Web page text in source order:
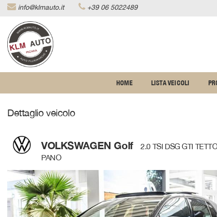
info@klmauto.it +39 06 5022489
HOME LISTA VEICOLI
Dettaglio veicolo
VOLKSWAGEN Golf
2.0 TSI DSG GTI
PANO
tue
preferenze
di
consenso
pannello
consente
le
tue
preferenze
di
consenso
alle
tecnologie